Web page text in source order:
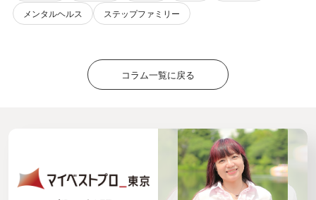
メンタルヘルス
ステップファミリー
コラム一覧に戻る